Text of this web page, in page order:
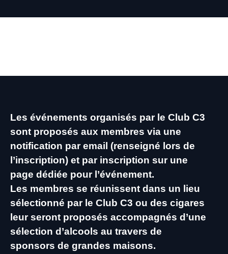
Les événements organisés par le Club C3
sont proposés aux membres via une
notification par email (renseigné lors de
l’inscription) et par inscription sur une
page dédiée pour l’événement.
Les membres se réunissent dans un lieu
sélectionné par le Club C3 ou des cigares
leur seront proposés accompagnés d’une
sélection d’alcools au travers de
sponsors de grandes maisons.